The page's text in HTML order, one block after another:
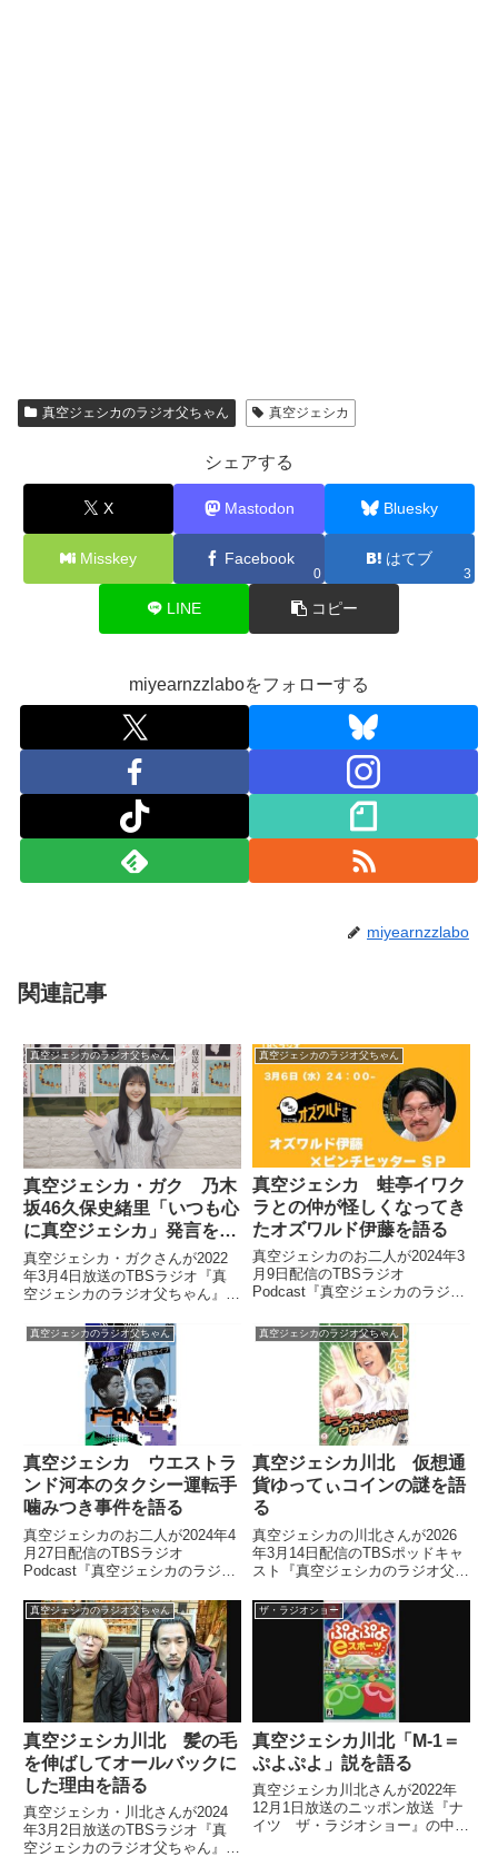
真空ジェシカのラジオ父ちゃん 真空ジェシカ
シェアする
X Mastodon Bluesky
Misskey Facebook
0
はてブ
3
LINE コピー
miyearnzzlaboをフォローする
miyearnzzlabo
関連記事
真空ジェシカのラジオ父ちゃん
真空ジェシカ・ガク 乃木
坂46久保史緒里「いつも心
に真空ジェシカ」発言を語
る
真空ジェシカ・ガクさんが2022
年3月4日放送のTBSラジオ『真
空ジェシカのラジオ父ちゃん』の
オで発した「いつも心に真空ジェ
シカ」発言について話していまし
真空ジェシカのラジオ父ちゃん
真空ジェシカ 蛙亭イワク
ラとの仲が怪しくなってき
たオズワルド伊藤を語る
真空ジェシカのお二人が2024年3
月9日配信のTBSラジオ
Podcast『真空ジェシカのラジオ
さんが最近、散々な目にあってい
ることについてトーク。オズワル
ドラジオにゲスト出演した際に聞
いた最近、蛙亭イワクラさんとの
仲が怪しくなってきた件につい
て、話していました。
真空ジェシカのラジオ父ちゃん
真空ジェシカ ウエストラ
ンド河本のタクシー運転手
噛みつき事件を語る
真空ジェシカのお二人が2024年4
月27日配信のTBSラジオ
Podcast『真空ジェシカのラジオ
河本さんのタクシー運転手噛みつ
き事件について、話していまし
た。
真空ジェシカのラジオ父ちゃん
真空ジェシカ川北 仮想通
貨ゆってぃコインの謎を語
る
真空ジェシカの川北さんが2026
年3月14日配信のTBSポッドキャ
スト『真空ジェシカのラジオ父ち
イン（Yuttycoin）の謎について
考察していました。
真空ジェシカのラジオ父ちゃん
真空ジェシカ川北 髪の毛
を伸ばしてオールバックに
した理由を語る
真空ジェシカ・川北さんが2024
年3月2日放送のTBSラジオ『真
空ジェシカのラジオ父ちゃん』の
ザ・ラジオショー
真空ジェシカ川北「M-1＝
ぷよぷよ」説を語る
真空ジェシカ川北さんが2022年
12月1日放送のニッポン放送『ナ
イツ ザ・ラジオショー』の中で